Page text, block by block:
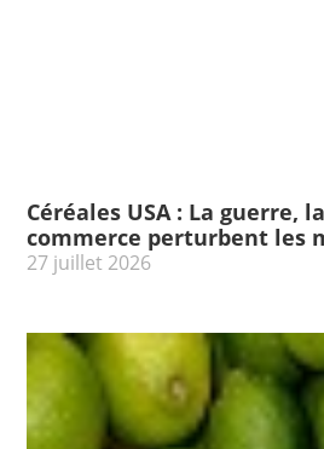
Céréales USA : La guerre,
commerce perturbent les
27 juillet 2026